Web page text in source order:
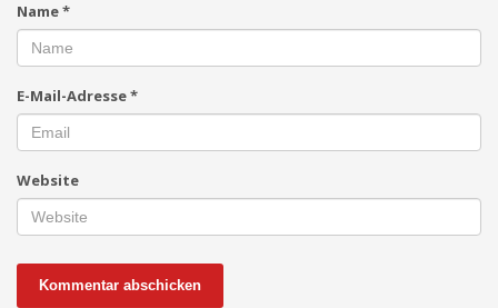
Name*
E-Mail-Adresse*
Website